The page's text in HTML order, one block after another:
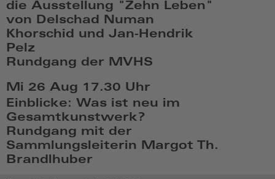
14:08
die Ausstellung "Zehn Leben"
von Delschad Numan
Khorschid und Jan-Hendrik
Pelz
Rundgang der MVHS
Aug
23
2026,
15:08
Mi 26 Aug 17.30 Uhr
Einblicke: Was ist neu im
Gesamtkunstwerk?
Rundgang mit der
Sammlungsleiterin Margot Th.
Brandlhuber